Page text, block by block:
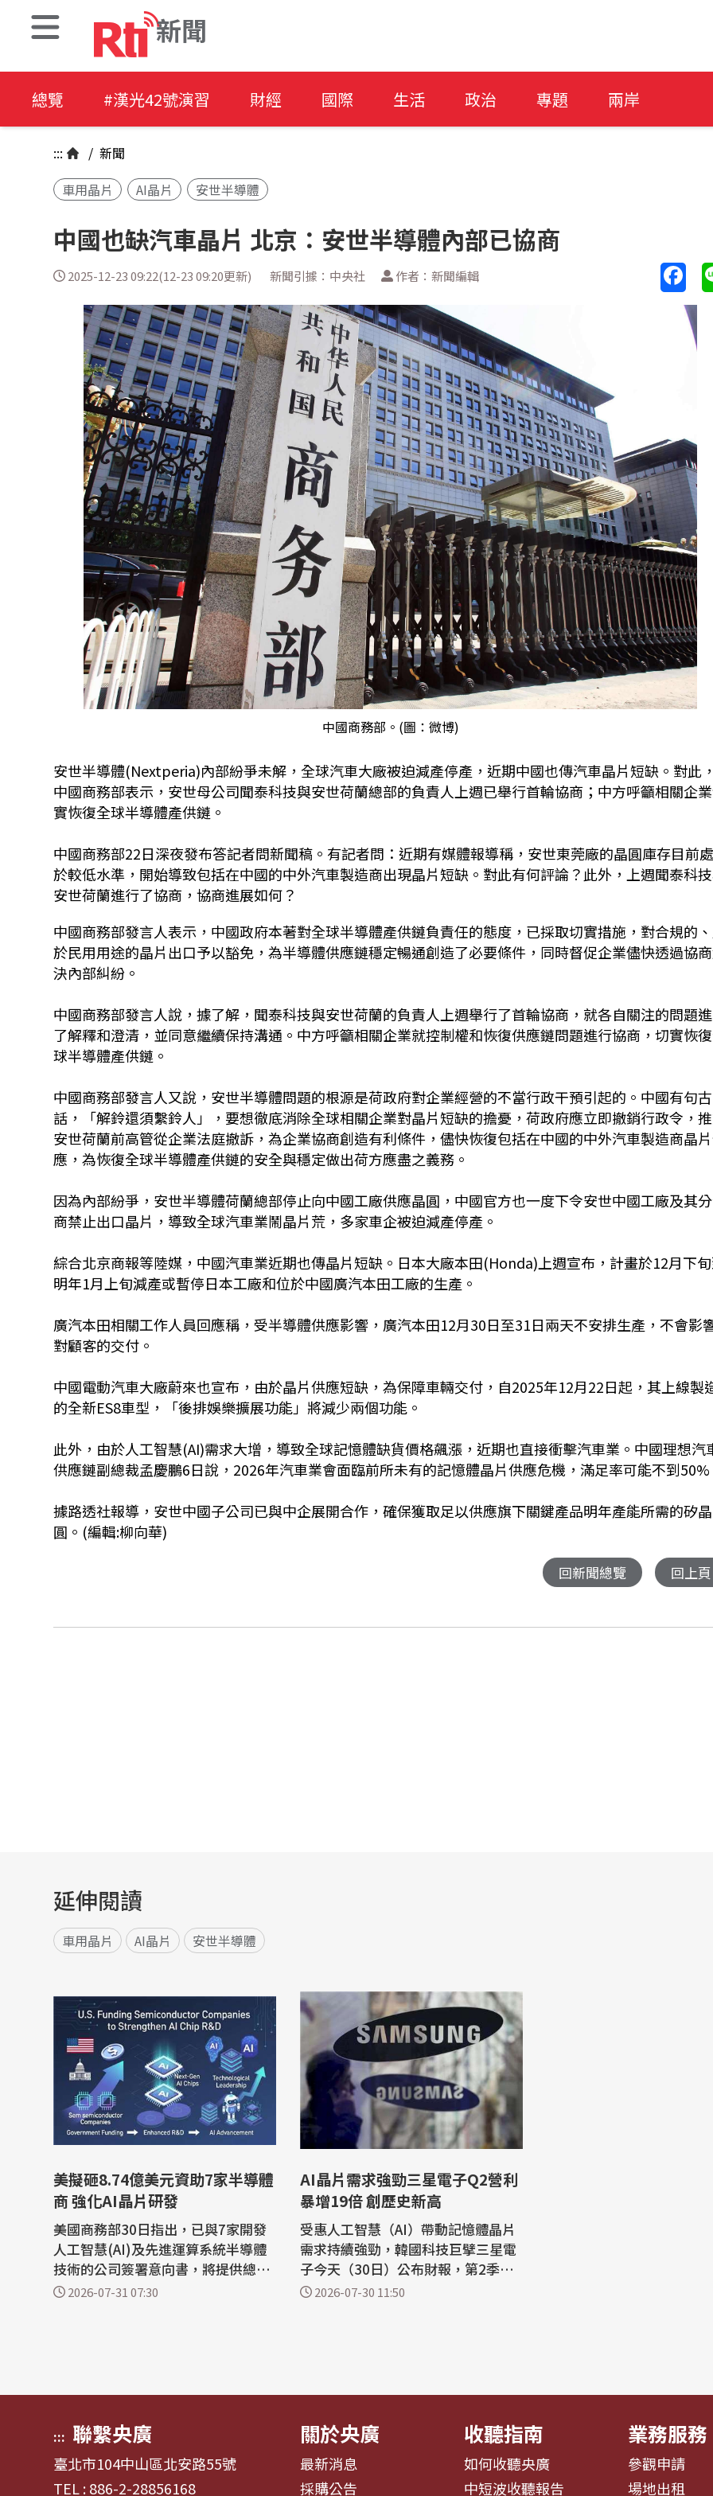
新聞
總覽 #漢光42號演習 財經 國際 生活 政治 專題 兩岸
::: / 新聞
車用晶片
AI晶片 安世半導體
中國也缺汽車晶片 北京：安世半導體內部已協商
2025-12-23 09:22(12-23 09:20更新) 新聞引據：中央社 作者：新聞編輯
中國商務部。(圖：微博)
安世半導體(Nextperia)內部紛爭未解，全球汽車大廠被迫減產停產，近期中國也傳汽車晶片短缺。對此
中國商務部表示，安世母公司聞泰科技與安世荷蘭總部的負責人上週已舉行首輪協商；中方呼籲相關企
實恢復全球半導體產供鏈。
中國商務部22日深夜發布答記者問新聞稿。有記者問：近期有媒體報導稱，安世東莞廠的晶圓庫存目前
於較低水準，開始導致包括在中國的中外汽車製造商出現晶片短缺。對此有何評論？此外，上週聞泰科
安世荷蘭進行了協商，協商進展如何？
中國商務部發言人表示，中國政府本著對全球半導體產供鏈負責任的態度，已採取切實措施，對合規的
於民用用途的晶片出口予以豁免，為半導體供應鏈穩定暢通創造了必要條件，同時督促企業儘快透過協
決內部糾紛。
中國商務部發言人說，據了解，聞泰科技與安世荷蘭的負責人上週舉行了首輪協商，就各自關注的問題
了解釋和澄清，並同意繼續保持溝通。中方呼籲相關企業就控制權和恢復供應鏈問題進行協商，切實恢
球半導體產供鏈。
中國商務部發言人又說，安世半導體問題的根源是荷政府對企業經營的不當行政干預引起的。中國有句古
話，「解鈴還須繫鈴人」，要想徹底消除全球相關企業對晶片短缺的擔憂，荷政府應立即撤銷行政令，
安世荷蘭前高管從企業法庭撤訴，為企業協商創造有利條件，儘快恢復包括在中國的中外汽車製造商晶
應，為恢復全球半導體產供鏈的安全與穩定做出荷方應盡之義務。
因為內部紛爭，安世半導體荷蘭總部停止向中國工廠供應晶圓，中國官方也一度下令安世中國工廠及其
商禁止出口晶片，導致全球汽車業鬧晶片荒，多家車企被迫減產停產。
綜合北京商報等陸媒，中國汽車業近期也傳晶片短缺。日本大廠本田(Honda)上週宣布，計畫於12月下
明年1月上旬減產或暫停日本工廠和位於中國廣汽本田工廠的生產。
廣汽本田相關工作人員回應稱，受半導體供應影響，廣汽本田12月30日至31日兩天不安排生產，不會影
對顧客的交付。
中國電動汽車大廠蔚來也宣布，由於晶片供應短缺，為保障車輛交付，自2025年12月22日起，其上線製
的全新ES8車型，「後排娛樂擴展功能」將減少兩個功能。
此外，由於人工智慧(AI)需求大增，導致全球記憶體缺貨價格飆漲，近期也直接衝擊汽車業。中國理想汽
供應鏈副總裁孟慶鵬6日說，2026年汽車業會面臨前所未有的記憶體晶片供應危機，滿足率可能不到
據路透社報導，安世中國子公司已與中企展開合作，確保獲取足以供應旗下關鍵產品明年產能所需的矽晶
圓。(編輯:柳向華)
回新聞總覽 回上頁
延伸閱讀
車用晶片 AI晶片 安世半導體
美擬砸8.74億美元資助7家半導體
商 強化AI晶片研發
美國商務部30日指出，已與7家開發
人工智慧(AI)及先進運算系統半導體
技術的公司簽署意向書，將提供總金
額8.74億美元的補助獎勵。 路透社報
2026-07-31 07:30
AI晶片需求強勁三星電子Q2營利
暴增19倍 創歷史新高
受惠人工智慧（AI）帶動記憶體晶片
需求持續強勁，韓國科技巨擘三星電
子今天（30日）公布財報，第2季營
業利益較去年同期大增約19倍，創下
2026-07-30 11:50
::: 聯繫央廣
臺北市104中山區北安路55號
TEL : 886-2-28856168
關於央廣
最新消息
採購公告
收聽指南
如何收聽央廣
中短波收聽報告
業務服務
參觀申請
場地出租